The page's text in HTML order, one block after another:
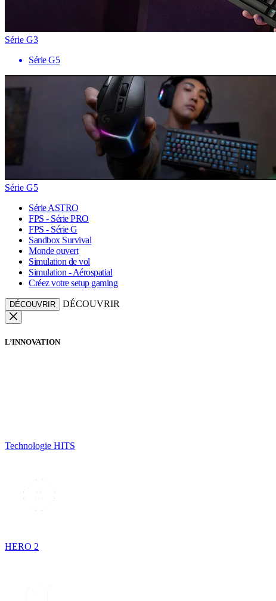
Série G3
Série G5
Série G5
Série ASTRO
FPS - Série PRO
FPS - Série G
Sandbox Survival
Monde ouvert
Simulation de vol
Simulation - Aérospatial
Créez votre setup gaming
DÉCOUVRIR DÉCOUVRIR
L’INNOVATION
Technologie HITS
HERO 2